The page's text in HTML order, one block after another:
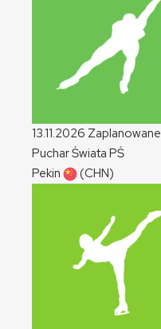
13.11.2026 Zaplanowane
Puchar Świata PŚ
Pekin
(CHN)